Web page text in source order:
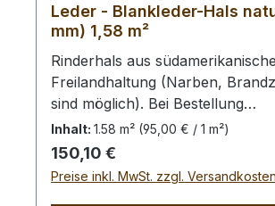
Leder - Blankleder-Hals
mm) 1,58 m²
Rinderhals aus
Freilandhaltung (Narben,
sind möglich). Bei Bestellung
von diesem Stück erhalten Sie ein
1,58 m² großes Leder. Das
120 cm x 60 cm groß (siehe Foto
Inhalt: 1.58 m² (95,00 € / 1 m²)
Regulärer Preis:
150,10 €
Preise inkl. MwSt. zzgl. Versandkosten